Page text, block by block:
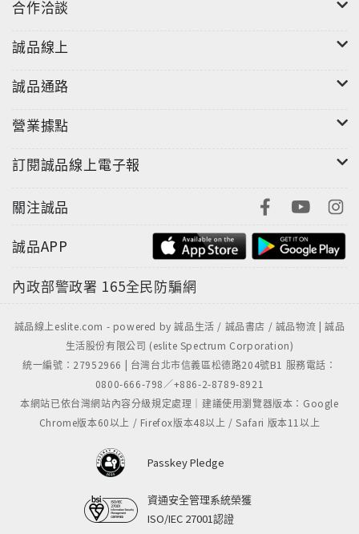
合作洽談
誠品線上
誠品通路
營業據點
訂閱誠品線上電子報
關注誠品
誠品APP
內政部警政署 165全民防騙網
誠品線上eslite.com - powered by 誠品生活 / 誠品書店 / 誠品物流 | 誠品
生活股份有限公司 (eslite Spectrum Corporation)
統一編號：27952966 | 台灣台北市信義區松德路204號B1 服務電話：
0800-666-798／+886-2-8789-8921
本網站已依台灣網站內容分級規定處理｜建議使用瀏覽器版本：Google
Chrome版本60以上 / Firefox版本48以上 / Safari 版本11以上
Passkey Pledge
資通安全管理系統榮獲
ISO/IEC 27001認證